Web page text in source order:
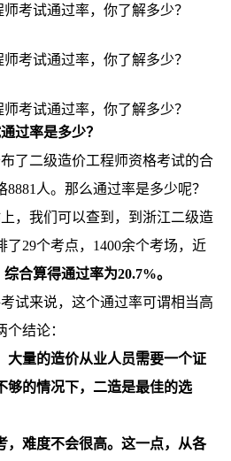
过率是多少？
了二级造价工程师资格考试的合
人。那么通过率是多少呢？
，我们可以查到，到浙江二级造
29个考点，1400余个考场，近
综合算得通过率为20.7%。
试来说，这个通过率可谓相当高
结论：
大量的造价从业人员需要一个证
够的情况下，二造是最佳的选
，难度不会很高。这一点，从各